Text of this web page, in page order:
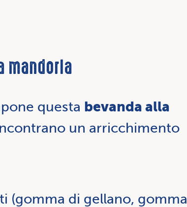
mandorla
questa bevanda alla
un arricchimento
(gomma di gellano, gomma